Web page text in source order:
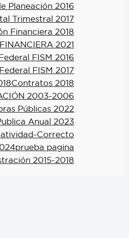
Planeación 2016
Trimestral 2017
Financiera 2018
2021
FISM 2016
FISM 2017
Contratos 2018
2003-2006
Públicas 2022
Anual 2023
Correcto
prueba pagina
2015-2018